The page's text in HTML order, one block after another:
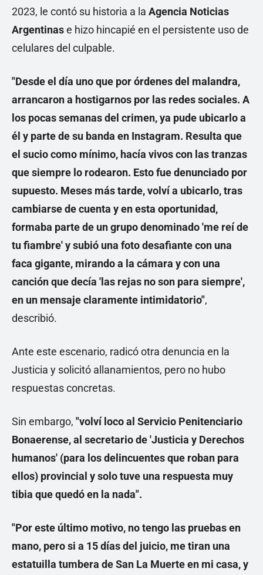
2023, le contó su historia a la Agencia Noticias
Argentinase hizo hincapié en el persistente uso de
celulares del culpable.
"Desde el día uno que por órdenes del malandra,
arrancaron a hostigarnos por las redes sociales. A
los pocas semanas del crimen, ya pude ubicarlo a
él y parte de su banda en Instagram. Resulta que
el sucio como mínimo, hacía vivos con las tranzas
que siempre lo rodearon. Esto fue denunciado por
supuesto. Meses más tarde, volví a ubicarlo, tras
cambiarse de cuenta y en esta oportunidad,
formaba parte de un grupo denominado 'me reí de
tu fiambre' y subió una foto desafiante con una
faca gigante, mirando a la cámara y con una
canción que decía 'las rejas no son para siempre',
en un mensaje claramente intimidatorio",
describió.
Ante este escenario, radicó otra denuncia en la
Justicia y solicitó allanamientos, pero no hubo
respuestas concretas.
Sin embargo, "volví loco al Servicio Penitenciario
Bonaerense, al secretario de 'Justicia y Derechos
humanos' (para los delincuentes que roban para
ellos) provincial y solo tuve una respuesta muy
tibia que quedó en la nada".
"Por este último motivo, no tengo las pruebas en
mano, pero si a 15 días del juicio, me tiran una
estatuilla tumbera de San La Muerte en mi casa, y